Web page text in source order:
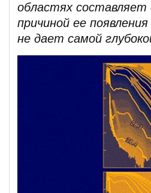
областях составляет
причиной ее
не дает самой